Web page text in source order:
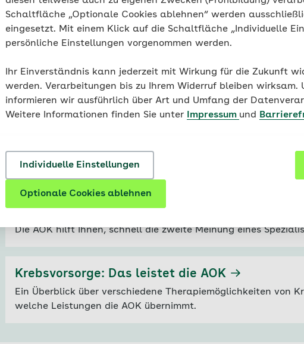
Schaltfläche „Optionale Cookies ablehnen“ werden
eingesetzt. Mit einem Klick auf die Schaltfläche „Individuelle
persönliche Einstellungen vorgenommen werden.
Ihr Einverständnis kann jederzeit mit Wirkung für die Zukunft
werden. Verarbeitungen bis zu Ihrem Widerruf bleiben wirksam.
informieren wir ausführlich über Art und Umfang der
Weitere Informationen finden Sie unter
Impressum und
Individuelle Einstellungen
Optionale Cookies ablehnen
Anders als oftmals zu hören, gibt es keine wissenschaftlichen
heiße Bäder, Sport oder enge Kleidung ausgelöst werden kann.
Passende Informationen
Die AOK hilft Ihnen, schnell die zweite Meinung eines
Krebsvorsorge: Das leistet die AOK
Ein Überblick über verschiedene Therapiemöglichkeiten von
welche Leistungen die AOK übernimmt.